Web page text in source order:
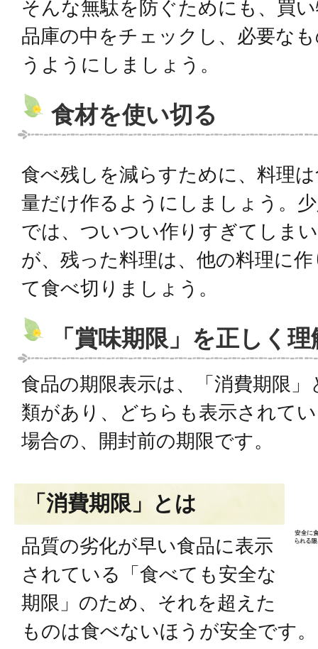
そんな無駄を防ぐためにも、買
品庫の中をチェックし、必要な
うようにしましょう。
食材を使い切る
食べ残しを減らすために、料理
量だけ作るようにしましょう。
では、ついつい作りすぎてしま
が、残った料理は、他の料理に
て食べ切りましょう。
「賞味期限」を正しく
食品の期限表示は、「消費期限
類があり、どちらも表示されて
場合の、開封前の期限です。
「消費期限」とは
品質の劣化が早い食品に表示
されている「食べても安全な
期限」のため、それを超えた
ものは食べないほうが安全です。